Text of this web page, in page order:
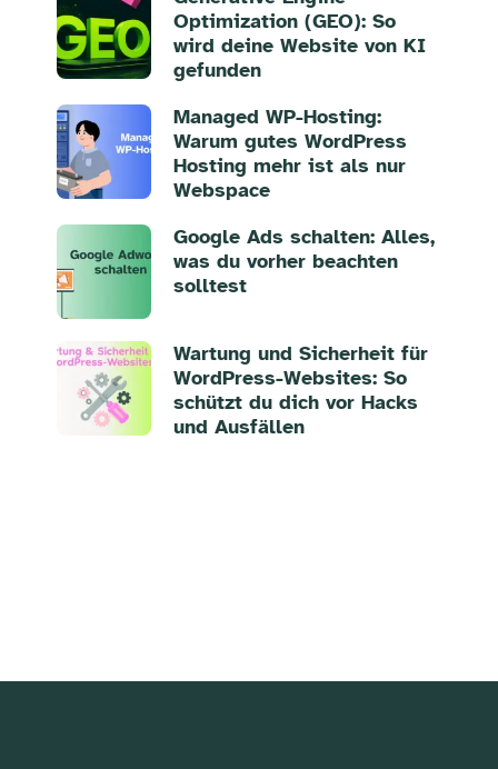
Optimization (GEO): So
wird deine Website von KI
gefunden
Managed WP-Hosting:
Warum gutes WordPress
Hosting mehr ist als nur
Webspace
Google Ads schalten: Alles,
was du vorher beachten
solltest
Wartung und Sicherheit für
WordPress-Websites: So
schützt du dich vor Hacks
und Ausfällen